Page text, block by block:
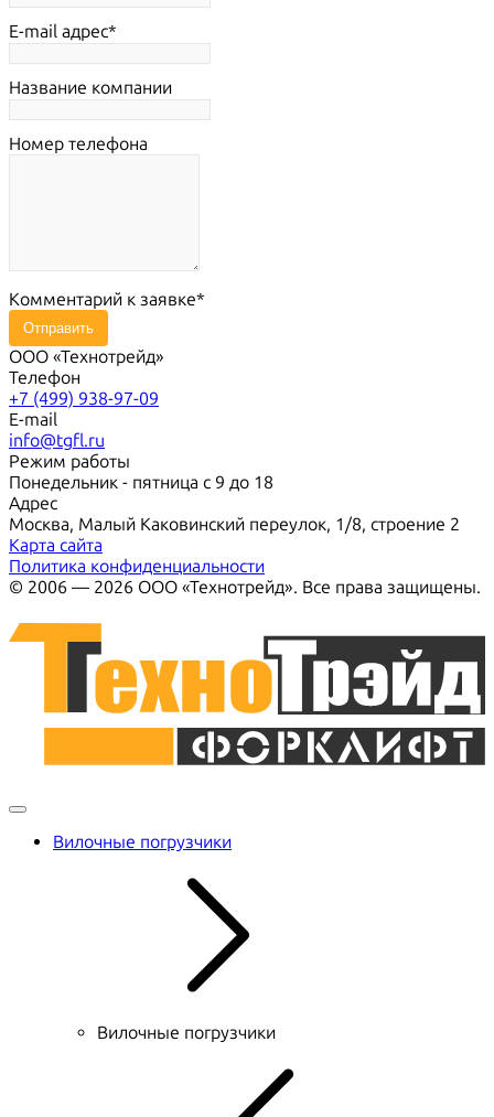
E-mail адрес
Название компании
Номер телефона
Комментарий к заявке
Отправить
ООО «Технотрейд»
Телефон
+7 (499) 938-97-09
E-mail
info@tgfl.ru
Режим работы
Понедельник - пятница с 9 до 18
Адрес
Москва, Малый Каковинский переулок, 1/8, строение 2
Карта сайта
Политика конфиденциальности
© 2006 — 2026 ООО «Технотрейд». Все права защищены.
Вилочные погрузчики
Вилочные погрузчики